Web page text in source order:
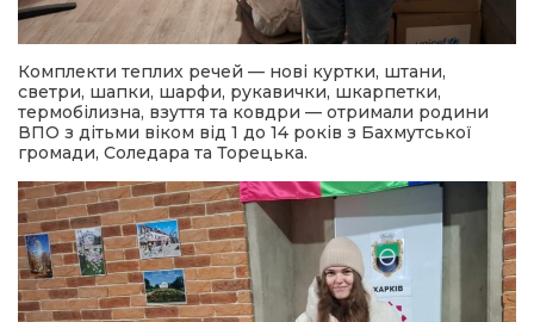
Комплекти теплих речей — нові куртки, штани,
светри, шапки, шарфи, рукавички, шкарпетки,
термобілизна, взуття та ковдри — отримали родини
ВПО з дітьми віком від 1 до 14 років з Бахмутської
громади, Соледара та Торецька.